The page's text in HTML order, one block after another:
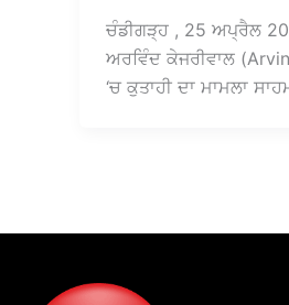
ਚੰਡੀਗੜ੍ਹ , 25 ਅਪ੍ਰੈਲ
ਅਰਵਿੰਦ ਕੇਜਰੀਵਾਲ
‘ਚ ਕੁਤਾਹੀ ਦਾ ਮਾਮਲਾ